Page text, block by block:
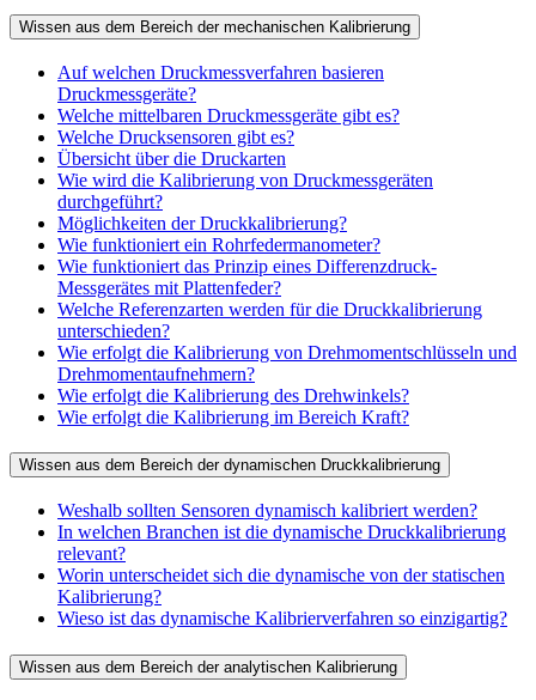
Wissen aus dem Bereich der mechanischen Kalibrierung
Auf welchen Druckmessverfahren basieren
Druckmessgeräte?
Welche mittelbaren Druckmessgeräte gibt es?
Welche Drucksensoren gibt es?
Übersicht über die Druckarten
Wie wird die Kalibrierung von Druckmessgeräten
durchgeführt?
Möglichkeiten der Druckkalibrierung?
Wie funktioniert ein Rohrfedermanometer?
Wie funktioniert das Prinzip eines Differenzdruck-
Messgerätes mit Plattenfeder?
Welche Referenzarten werden für die Druckkalibrierung
unterschieden?
Wie erfolgt die Kalibrierung von Drehmomentschlüsseln und
Drehmomentaufnehmern?
Wie erfolgt die Kalibrierung des Drehwinkels?
Wie erfolgt die Kalibrierung im Bereich Kraft?
Wissen aus dem Bereich der dynamischen Druckkalibrierung
Weshalb sollten Sensoren dynamisch kalibriert werden?
In welchen Branchen ist die dynamische Druckkalibrierung
relevant?
Worin unterscheidet sich die dynamische von der statischen
Kalibrierung?
Wieso ist das dynamische Kalibrierverfahren so einzigartig?
Wissen aus dem Bereich der analytischen Kalibrierung